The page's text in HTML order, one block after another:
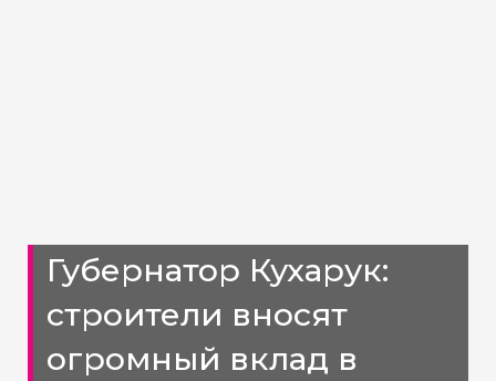
Губернатор Кухарук:
строители вносят
огромный вклад в